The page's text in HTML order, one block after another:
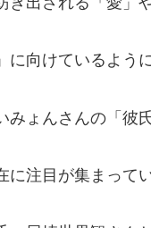
に向けているよう
ょんさんの「彼
注目が集まってい